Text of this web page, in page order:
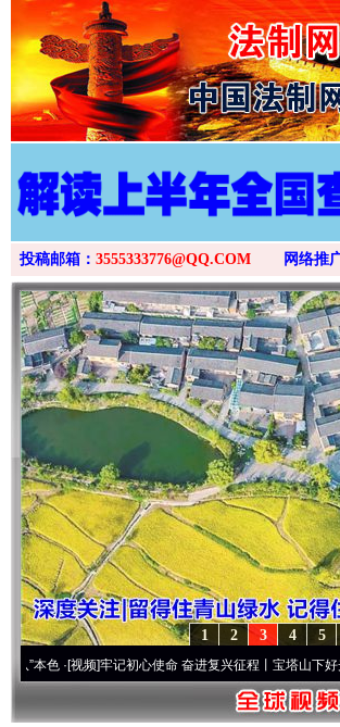
投稿邮箱： 3555333776@QQ.COM 网络推
5
4
3
2
1
牢记初心使命 奋进复兴征程丨宝塔山下好光景..·[视频]